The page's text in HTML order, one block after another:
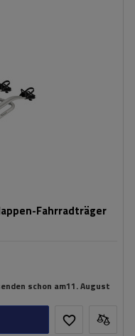
Fahrradträger
schon am11. August